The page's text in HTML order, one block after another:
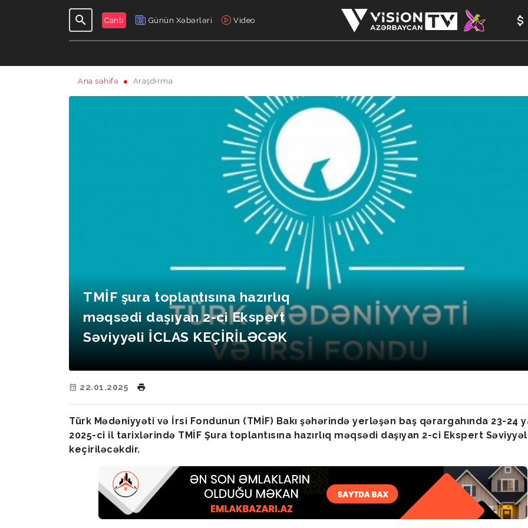
Canlı Günün Xəbərləri Video
GÜNDƏLIK
Ana səhifə Araşdırma
TMİF şura toplantısına hazırlıq
məqsədi daşıyan 2-ci Ekspert
Səviyyəli İCLAS KEÇİRİLƏCƏK
22.01.2025
Türk Mədəniyyəti və İrsi Fondunun (TMİF) Bakı şəhərində yerləşən baş qərargahında 23-24
2025-ci il tarixlərində TMİF Şura toplantısına hazırlıq məqsədi daşıyan 2-ci Ekspert
keçiriləcəkdir.